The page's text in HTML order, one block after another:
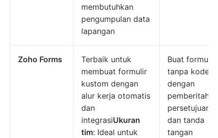
membutuhkan
pengumpulan data
lapangan
Zoho Forms
Terbaik untuk
membuat formulir
kustom dengan
alur kerja otomatis
dan
integrasiUkuran
tim: Ideal untuk
Buat formulir
tanpa kode
dengan
persetujuan,
dan tanda
tangan